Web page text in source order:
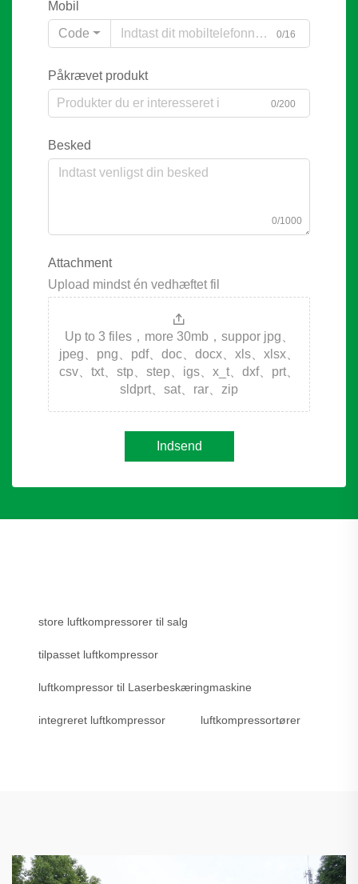
Mobil
Code
0/16
Påkrævet produkt
0/200
Besked
0/1000
Attachment
Upload mindst én vedhæftet fil
Up to 3 files，more 30mb，suppor jpg、
jpeg、png、pdf、doc、docx、xls、xlsx、
csv、txt、stp、step、igs、x_t、dxf、prt、
sldprt、sat、rar、zip
Indsend
store luftkompressorer til salg
tilpasset luftkompressor
luftkompressor til Laserbeskæringmaskine
integreret luftkompressor luftkompressortører